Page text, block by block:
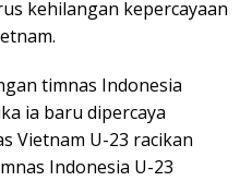
kehilangan kepercayaan
timnas Indonesia
ia baru dipercaya
Vietnam U-23 racikan
Indonesia U-23